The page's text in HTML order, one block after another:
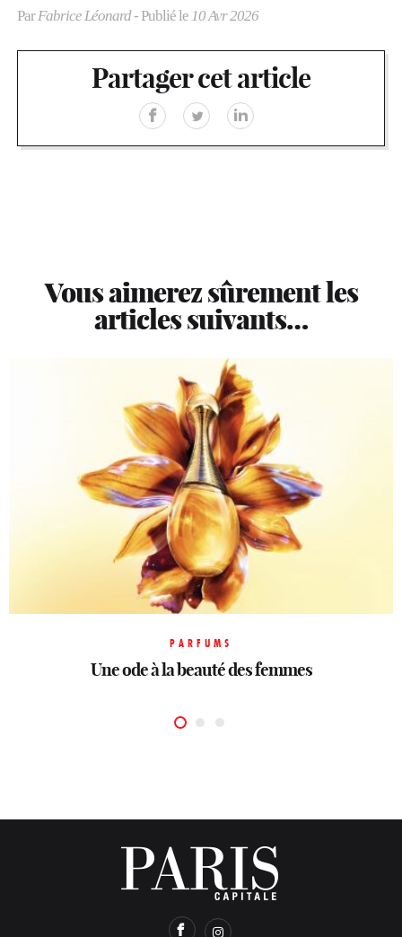
ParFabrice Léonard- Publié le 10 Avr 2026
Partager cet article
Vous aimerez sûrement les
articles suivants…
PARFUMS
Une ode à la beauté des femmes
PARFUMS
La lavande en majesté
PARFUMS
Opulence et luxe